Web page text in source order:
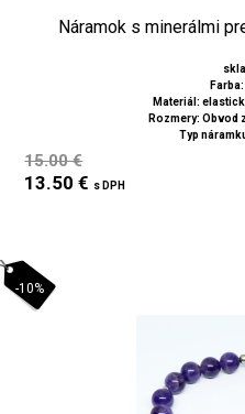
Náramok s minerálmi
Materiál:
Rozmery: Obvod
Typ
15.00 €
13.50 € s DPH
-10%